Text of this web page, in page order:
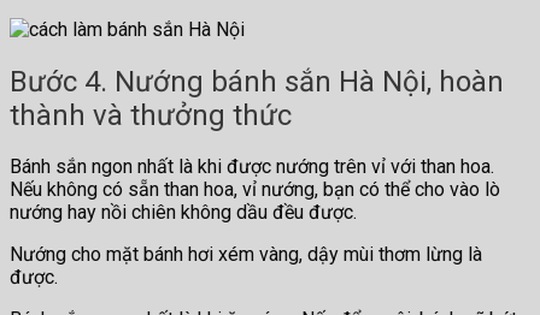
Bước 4. Nướng bánh sắn Hà Nội, hoàn
thành và thưởng thức
Bánh sắn ngon nhất là khi được nướng trên vỉ với than hoa.
Nếu không có sẵn than hoa, vỉ nướng, bạn có thể cho vào lò
nướng hay nồi chiên không dầu đều được.
Nướng cho mặt bánh hơi xém vàng, dậy mùi thơm lừng là
được.